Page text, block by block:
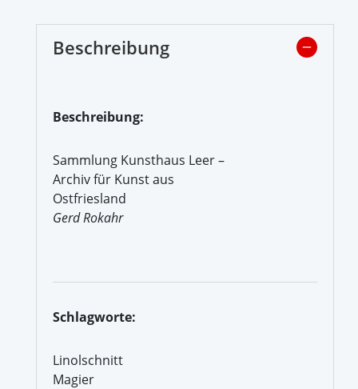
Beschreibung
Beschreibung:
Sammlung Kunsthaus Leer –
Archiv für Kunst aus
Ostfriesland
Gerd Rokahr
Schlagworte:
Linolschnitt
Magier